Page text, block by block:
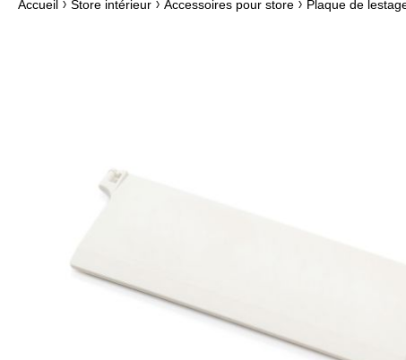
Accueil Store intérieur Accessoires pour store Plaque de